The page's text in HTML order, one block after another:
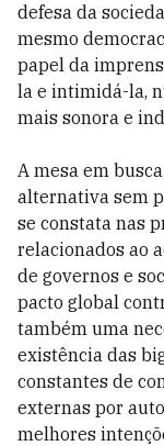
defesa da
mesmo
papel da
la e intimidá-la,
mais sonora e
A mesa em
alternativa sem
se constata nas
relacionados ao
de governos e
pacto global
também uma
existência das
constantes de
externas por
melhores